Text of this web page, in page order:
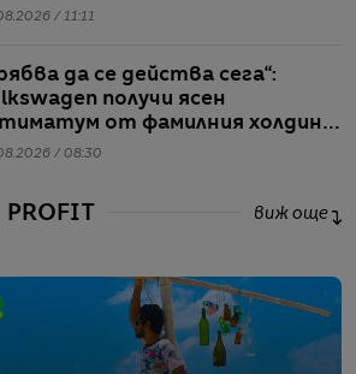
/ 11:11
да се действа сега“:
получи ясен
от фамилния холдинг
на групата
/ 08:30
виж още